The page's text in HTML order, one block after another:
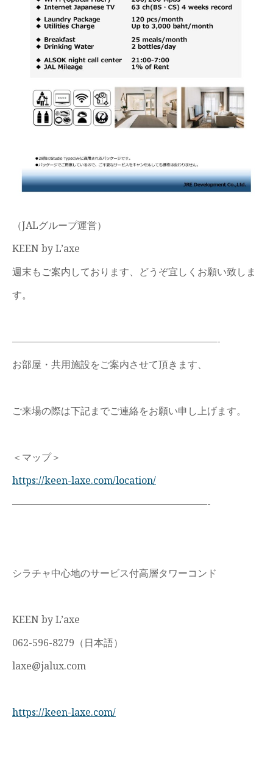
（JALグループ運営）ㅤ
KEEN by L’axe
週末もご案内しております、どうぞ宜しくお願い致しま
す。
—————————————————————-
お部屋・共用施設をご案内させて頂きます、
ご来場の際は下記までご連絡をお願い申し上げます。
＜マップ＞
https://keen-laxe.com/location/
————————————————————-
シラチャ中心地のサービス付高層タワーコンドㅤㅤㅤㅤㅤㅤㅤㅤ
KEEN by L’axe
062-596-8279（日本語）
laxe@jalux.com
https://keen-laxe.com/